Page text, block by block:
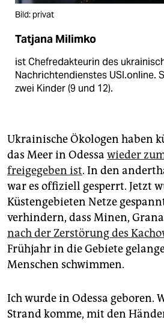
Bild: privat
Tatjana Milimko
ist Chefredakteurin des
Nachrichtendienstes USI.online.
zwei Kinder (9 und 12).
Ukrainische Ökologen haben
das Meer in Odessa wieder
freigegeben ist. In den
war es offiziell gesperrt. Jetzt
Küstengebieten Netze
verhindern, dass Minen,
nach der Zerstörung des
Frühjahr in die Gebiete
Menschen schwimmen.
Ich wurde in Odessa geboren.
Strand komme, mit den